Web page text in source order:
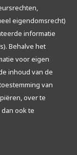
eigendomsrecht)
informatie
Behalve het
voor eigen
inhoud van de
van
over te
ook te